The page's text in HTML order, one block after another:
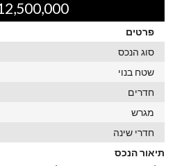
NIS
פרטים
סוג הנכס
שטח בנוי
חדרים
מגרש
חדרי שינה
תיאור הנכס